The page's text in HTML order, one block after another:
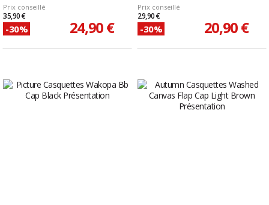
Prix conseillé
35,90 €
-30% 24,90 €
Prix conseillé
29,90 €
-30% 20,90 €